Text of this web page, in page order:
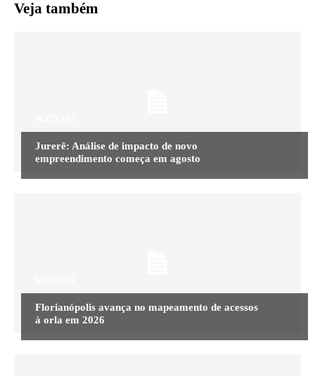
Veja também
Jurerê: Análise de impacto de novo
empreendimento começa em agosto
Florianópolis avança no mapeamento de acessos
à orla em 2026